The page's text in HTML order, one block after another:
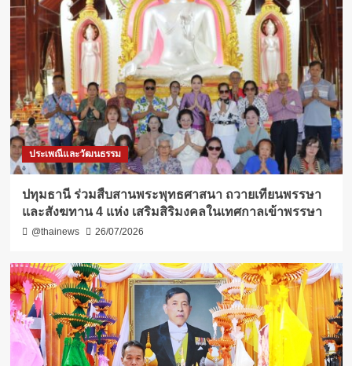
ประเพณีและวัฒนธรรม
ปทุมธานี ร่วมสืบสานพระพุทธศาสนา ถวายเทียนพรรษา
และสังฆทาน 4 แห่ง เสริมสิริมงคลในเทศกาลเข้าพรรษา
@thainews 26/07/2026